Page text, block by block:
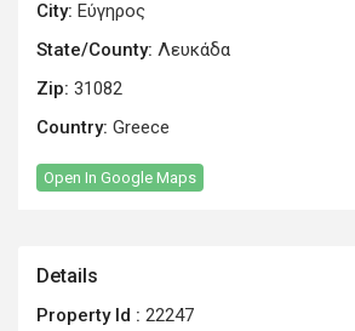
City: Εύγηρος
State/County: Λευκάδα
Zip: 31082
Country: Greece
Open In Google Maps
Details
Property Id : 22247